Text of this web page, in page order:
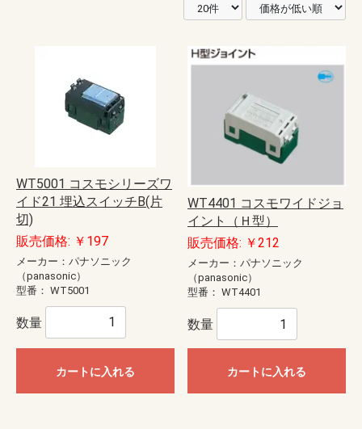
WT5001 コスモシリーズワ
イド21 埋込スイッチB(片
切)
販売価格: ￥197
メーカー：パナソニック
（panasonic）
型番： WT5001
数量
カートに入れる
WT4401 コスモワイドジョ
イント（Ｈ型）
販売価格: ￥212
メーカー：パナソニック
（panasonic）
型番： WT4401
数量
カートに入れる